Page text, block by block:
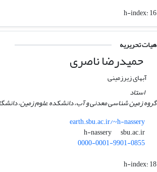
h-index:16
هیات تحریریه
حمیدرضا ناصری
آبهای زیرزمینی
استاد
گروه زمین شناسی معدنی و آب، دانشکده علوم زمین،
earth.sbu.ac.ir/~h-nassery
h-nassery
sbu.ac.ir
0000-0001-9901-0855
h-index:18